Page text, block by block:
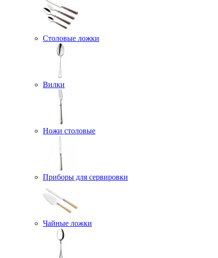
Столовые ложки
Вилки
Ножи столовые
Приборы для сервировки
Чайные ложки